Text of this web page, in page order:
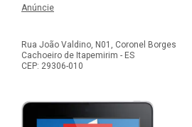
Anúncie
Rua João Valdino, N01, Coronel Borges
Cachoeiro de Itapemirim - ES
CEP: 29306-010